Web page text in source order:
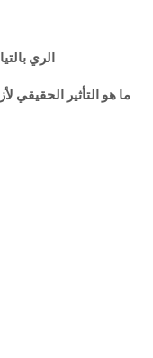
الري